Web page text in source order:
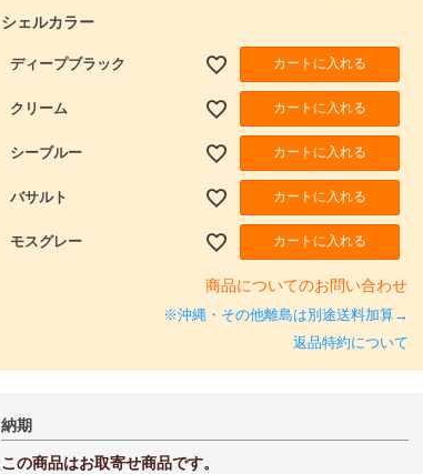
シェルカラー
ディープブラック カートに入れる
クリーム カートに入れる
シーブルー カートに入れる
バサルト カートに入れる
モスグレー カートに入れる
商品についてのお問い合わせ
※沖縄・その他離島は別途送料加算→
返品特約について
納期
この商品はお取寄せ商品です。